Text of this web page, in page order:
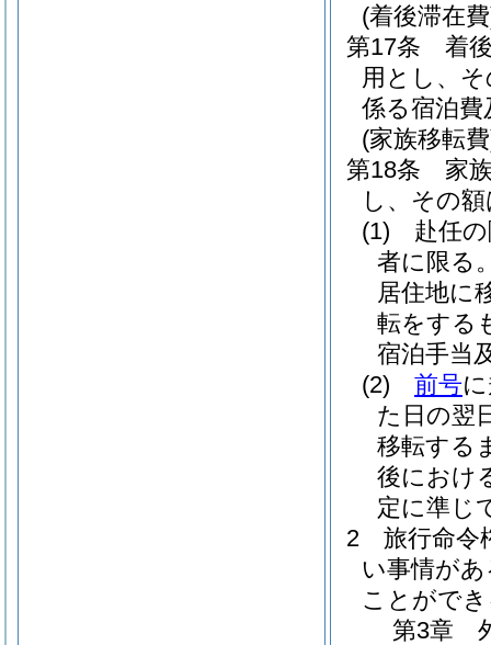
(着後滞在
第17条
着
用とし、
係る宿泊
(家族移転
第18条
家
し、その
(1)
赴任
者に限る
居住地に
転をする
宿泊手当
(2)
前号
た日の翌
移転する
後におけ
定に準じ
2
旅行命令
い事情が
ことがで
第3章